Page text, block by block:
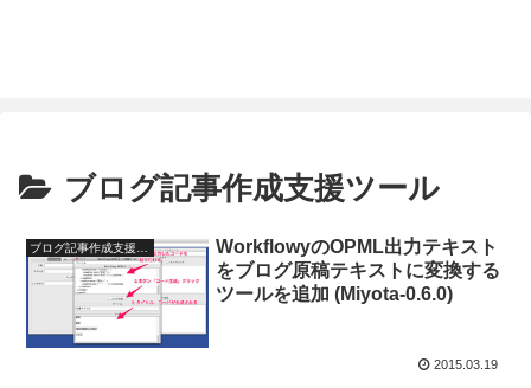
ブログ記事作成支援ツール
WorkflowyのOPML出力テキスト
をブログ原稿テキストに変換する
ツールを追加 (Miyota-0.6.0)
2015.03.19